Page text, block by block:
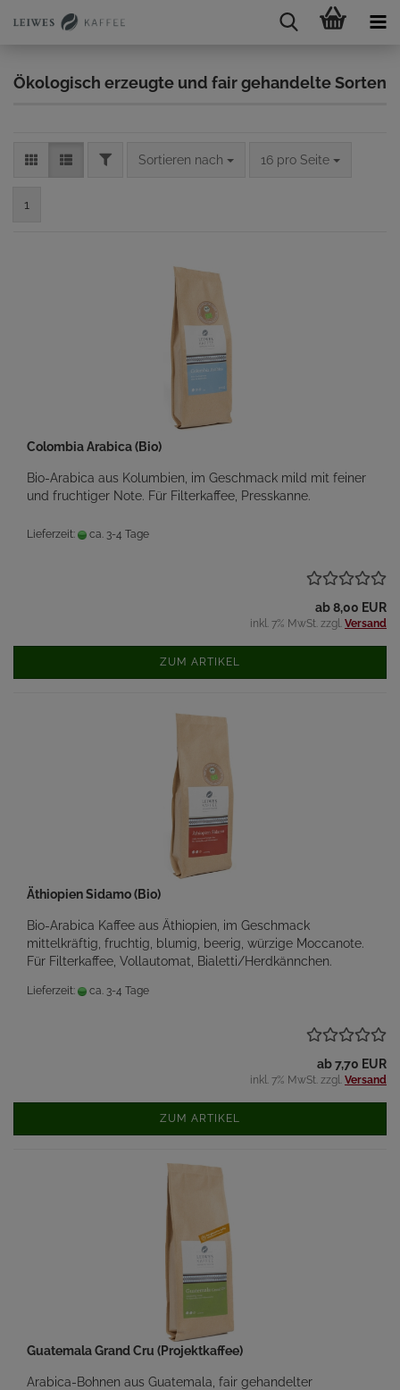
Ökologisch erzeugte und fair gehandelte Sorten
FILTERSortieren nach
Sortieren nach 16 pro Seite
pro Seite
1
Colombia Arabica (Bio)
Bio-Arabica aus Kolumbien, im Geschmack mild mit feiner
und fruchtiger Note. Für Filterkaffee, Presskanne.
Lieferzeit: ca. 3-4 Tage
ab 8,00 EUR
inkl. 7% MwSt. zzgl. Versand
ZUM ARTIKEL
Äthiopien Sidamo (Bio)
Bio-Arabica Kaffee aus Äthiopien, im Geschmack
mittelkräftig, fruchtig, blumig, beerig, würzige Moccanote.
Für Filterkaffee, Vollautomat, Bialetti/Herdkännchen.
Lieferzeit: ca. 3-4 Tage
ab 7,70 EUR
inkl. 7% MwSt. zzgl. Versand
ZUM ARTIKEL
Guatemala Grand Cru (Projektkaffee)
Arabica-Bohnen aus Guatemala, fair gehandelter